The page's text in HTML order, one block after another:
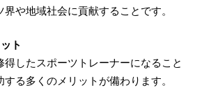
や地域社会に貢献することです。
ト
得したスポーツトレーナーになること
る多くのメリットが備わります。